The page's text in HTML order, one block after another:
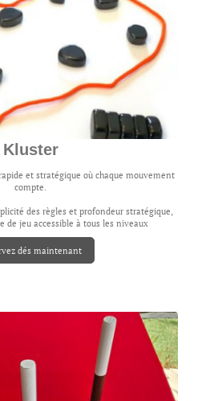
Kluster
et stratégique où chaque mouvement
compte.
des règles et profondeur stratégique,
de jeu accessible à tous les niveaux
dés maintenant